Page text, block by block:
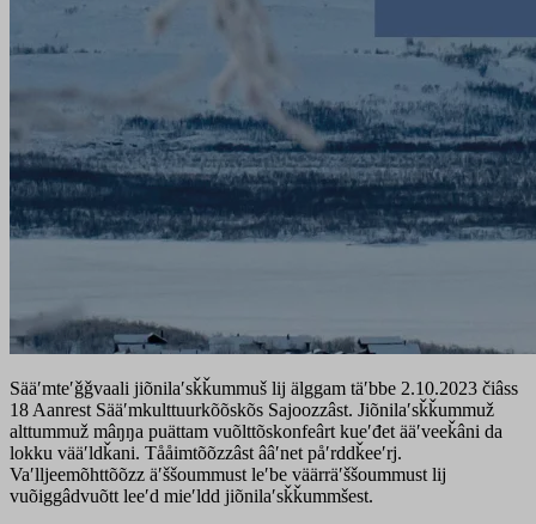
Sääʹmteʹǧǧvaali jiõnilaʹsǩǩummuš lij älggam täʹbbe 2.10.2023 čiâss
18 Aanrest Sääʹmkulttuurkõõskõs Sajoozzâst. Jiõnilaʹsǩǩummuž
alttummuž mâŋŋa puättam vuõlttõskonfeârt kueʹđet ääʹveeǩâni da
lokku vääʹldǩani. Tååimtõõzzâst ââʹnet påʹrddǩeeʹrj.
Vaʹlljeemõhttõõzz äʹššoummust leʹbe väärräʹššoummust lij
vuõiggâdvuõtt leeʹd mieʹldd jiõnilaʹsǩǩummšest.